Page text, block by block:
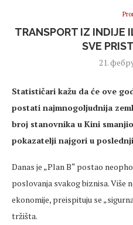
TRANSPORT IZ INDIJE
SVE
21.
Statističari kažu da će ove
postati najmnogoljudnija
broj stanovnika u Kini
pokazatelji najgori u
Danas je „Plan B“ postao
poslovanja svakog biznisa. Više
ekonomije, preispituju se
tržišta.